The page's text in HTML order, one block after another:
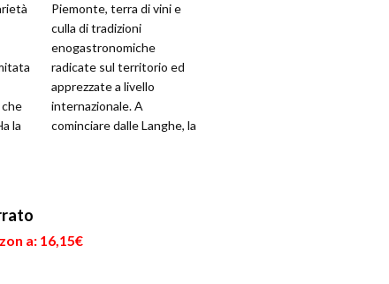
la
Piemonte, terra di vini e
culla di tradizioni
enogastronomiche
radicate sul territorio ed
apprezzate a livello
internazionale. A
cominciare dalle Langhe, la
a: 16,15€